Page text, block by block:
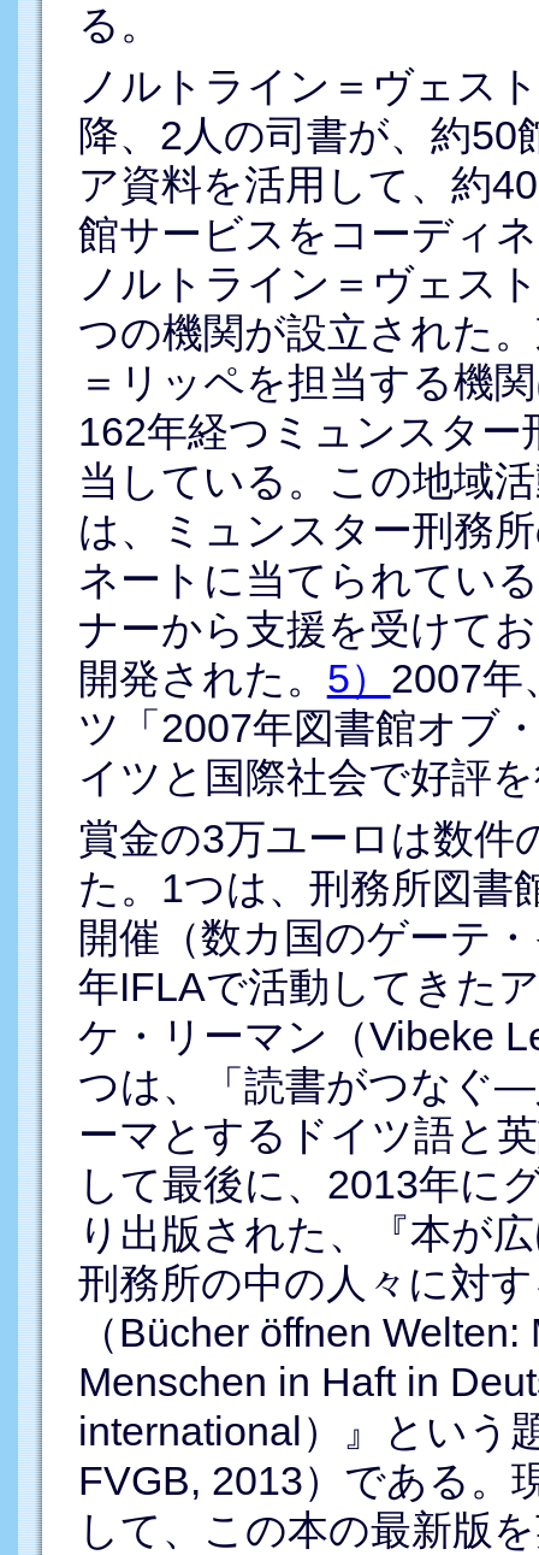
る。
ノルトライン＝ヴェス
降、2人の司書が、約
ア資料を活用して、約
館サービスをコーディ
ノルトライン＝ヴェス
つの機関が設立された
＝リッペを担当する機
162年経つミュンスタ
当している。この地域
は、ミュンスター刑務
ネートに当てられてい
ナーから支援を受けて
開発された。 5） 2007年
ツ「2007年図書館オブ
イツと国際社会で好評
賞金の3万ユーロは数件
た。1つは、刑務所図書
開催（数カ国のゲーテ
年IFLAで活動してきた
ケ・リーマン（Vibeke
つは、「読書がつなぐ
ーマとするドイツ語と
して最後に、2013年に
り出版された、『本が
刑務所の中の人々に対
（Bücher öffnen
Menschen in Haft in
international）』という
FVGB, 2013）である。
して、この本の最新版